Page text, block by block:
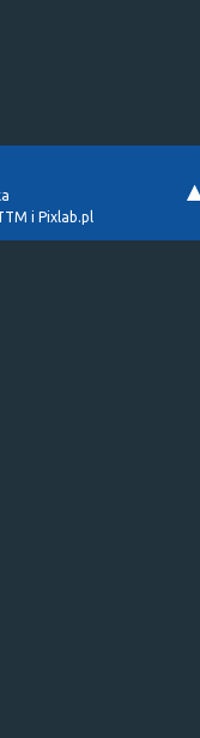
i Pixlab.pl